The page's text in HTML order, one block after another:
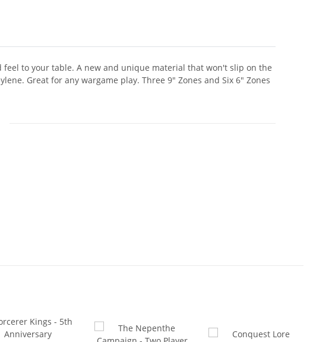
feel to your table. A new and unique material that won't slip on the
Great for any wargame play. Three 9" Zones and Six 6" Zones